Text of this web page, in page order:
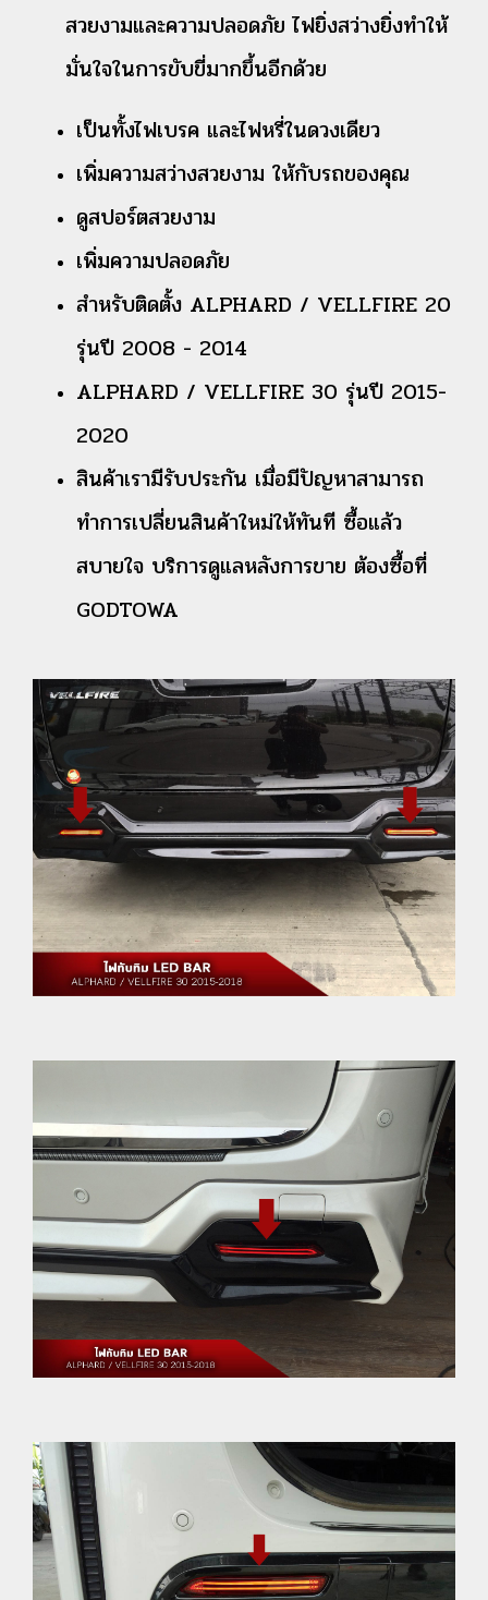
สวยงามและความปลอดภัย ไฟยิ่งสว่างยิ่งทำให้
มั่นใจในการขับขี่มากขึ้นอีกด้วย
เป็นทั้งไฟเบรค และไฟหรี่ในดวงเดียว
เพิ่มความสว่างสวยงาม ให้กับรถของคุณ
ดูสปอร์ตสวยงาม
เพิ่มความปลอดภัย
สำหรับติดตั้ง ALPHARD / VELLFIRE 20
รุ่นปี 2008 - 2014
ALPHARD / VELLFIRE 30 รุ่นปี 2015-
2020
สินค้าเรามีรับประกัน เมื่อมีปัญหาสามารถ
ทำการเปลี่ยนสินค้าใหม่ให้ทันที ซื้อแล้ว
สบายใจ บริการดูแลหลังการขาย ต้องซื้อที่
GODTOWA